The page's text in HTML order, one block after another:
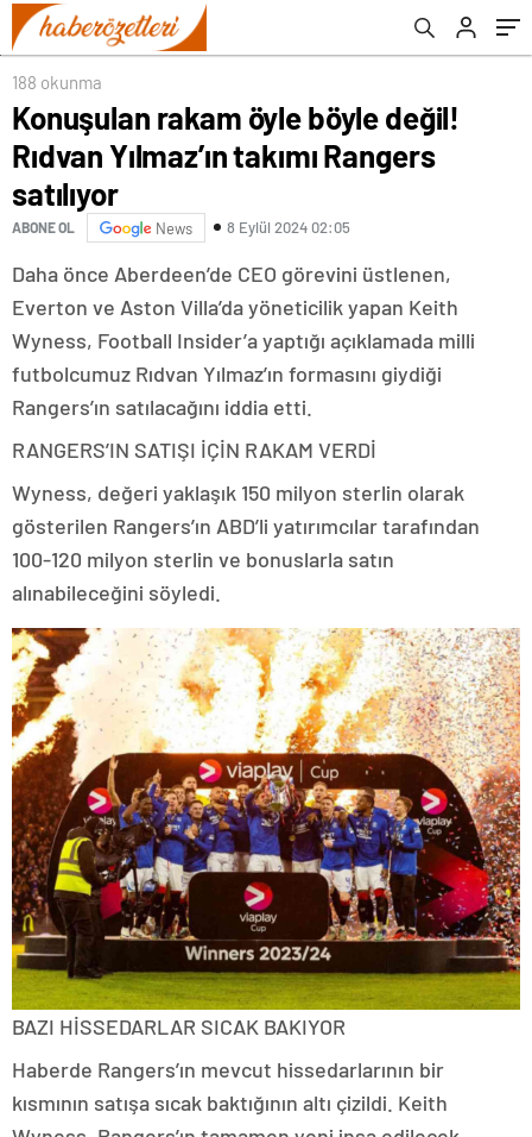
188 okunma
Konuşulan rakam öyle böyle değil!
Rıdvan Yılmaz’ın takımı Rangers
satılıyor
ABONE OL News 8 Eylül 2024 02:05
Daha önce Aberdeen’de CEO görevini üstlenen,
Everton ve Aston Villa’da yöneticilik yapan Keith
Wyness, Football Insider’a yaptığı açıklamada milli
futbolcumuz Rıdvan Yılmaz’ın formasını giydiği
Rangers’ın satılacağını iddia etti.
RANGERS’IN SATIŞI İÇİN RAKAM VERDİ
Wyness, değeri yaklaşık 150 milyon sterlin olarak
gösterilen Rangers’ın ABD’li yatırımcılar tarafından
100-120 milyon sterlin ve bonuslarla satın
alınabileceğini söyledi.
BAZI HİSSEDARLAR SICAK BAKIYOR
Haberde Rangers’ın mevcut hissedarlarının bir
kısmının satışa sıcak baktığının altı çizildi. Keith